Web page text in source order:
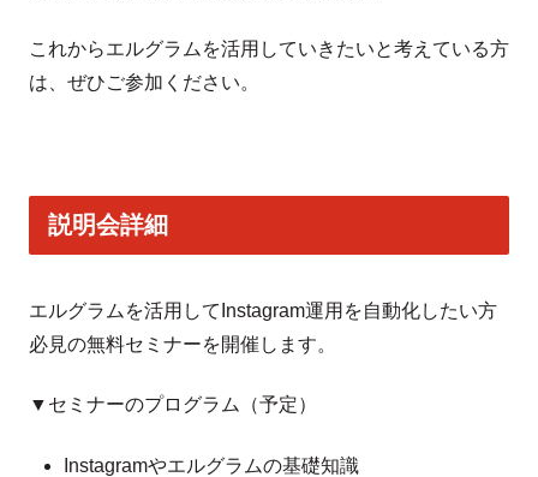
これからエルグラムを活用していきたいと考えている方
は、ぜひご参加ください。
説明会詳細
エルグラムを活用してInstagram運用を自動化したい方
必見の無料セミナーを開催します。
▼セミナーのプログラム（予定）
Instagramやエルグラムの基礎知識